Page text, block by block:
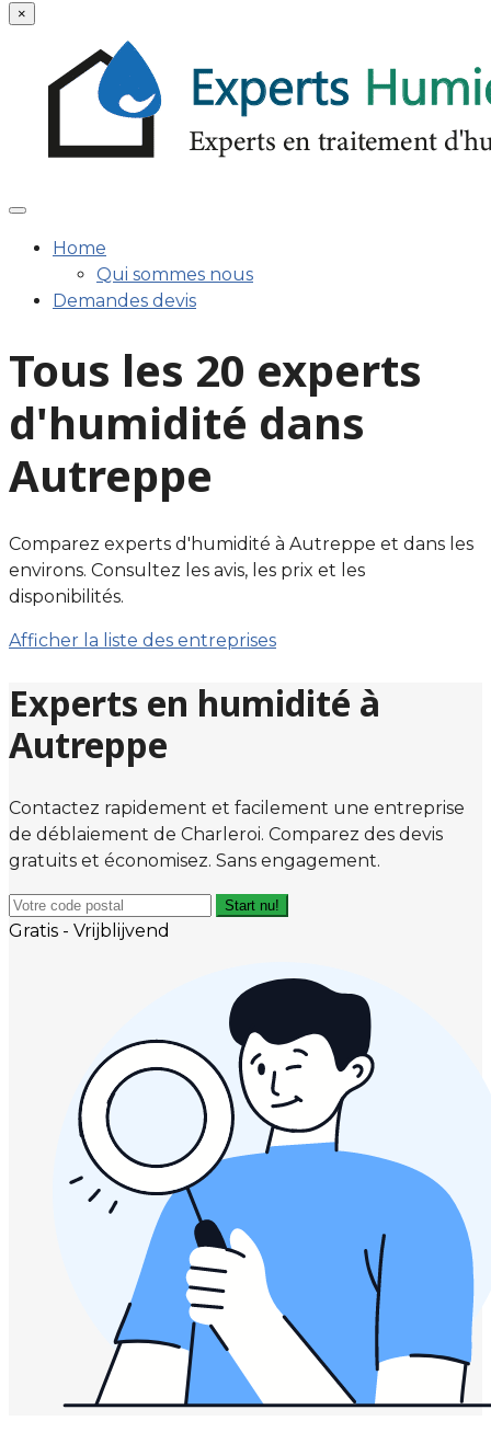
×
Home
Qui sommes nous
Demandes devis
Tous les 20 experts
d'humidité dans
Autreppe
Comparez experts d'humidité à Autreppe et dans les
environs. Consultez les avis, les prix et les
disponibilités.
Afficher la liste des entreprises
Experts en humidité à
Autreppe
Contactez rapidement et facilement une entreprise
de déblaiement de Charleroi. Comparez des devis
gratuits et économisez. Sans engagement.
Start nu!
Gratis - Vrijblijvend